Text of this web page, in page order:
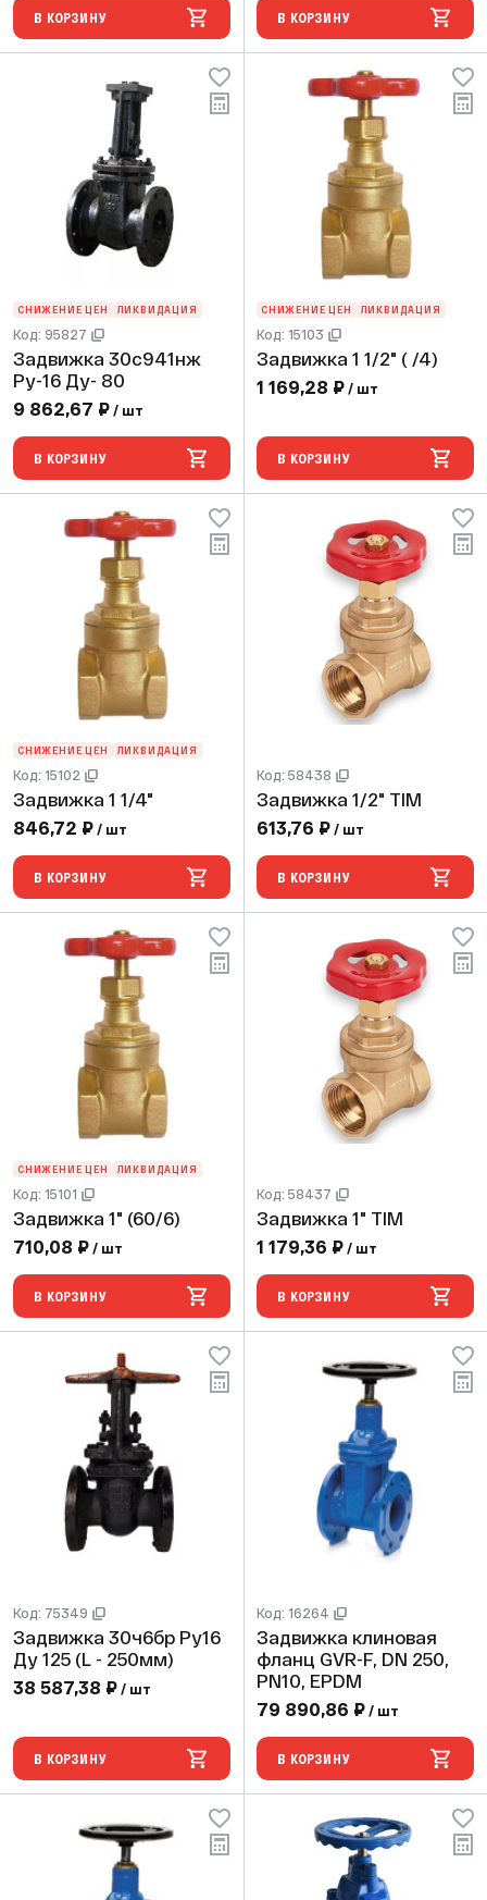
В КОРЗИНУ В КОРЗИНУ
СНИЖЕНИЕ ЦЕН ЛИКВИДАЦИЯ
Код: 95827
Задвижка 30с941нж
Ру-16 Ду- 80
9 862,67 ₽ / шт
В КОРЗИНУ
СНИЖЕНИЕ ЦЕН ЛИКВИДАЦИЯ
Код: 15103
Задвижка 1 1/2" ( /4)
1 169,28 ₽ / шт
В КОРЗИНУ
СНИЖЕНИЕ ЦЕН ЛИКВИДАЦИЯ
Код: 15102
Задвижка 1 1/4"
846,72 ₽ / шт
В КОРЗИНУ
Код: 58438
Задвижка 1/2" TIM
613,76 ₽ / шт
В КОРЗИНУ
СНИЖЕНИЕ ЦЕН ЛИКВИДАЦИЯ
Код: 15101
Задвижка 1" (60/6)
710,08 ₽ / шт
В КОРЗИНУ
Код: 58437
Задвижка 1" TIM
1 179,36 ₽ / шт
В КОРЗИНУ
Код: 75349
Задвижка 30ч6бр Ру16
Ду 125 (L - 250мм)
38 587,38 ₽ / шт
В КОРЗИНУ
Код: 16264
Задвижка клиновая
фланц GVR-F, DN 250,
PN10, EPDM
79 890,86 ₽ / шт
В КОРЗИНУ